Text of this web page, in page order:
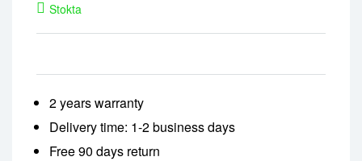
Stokta
2 years warranty
Delivery time: 1-2 business days
Free 90 days return